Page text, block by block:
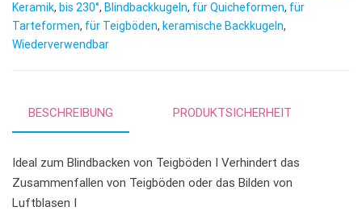
t
i
Keramik, bis 230°, Blindbackkugeln, für Quicheformen, für
Tarteformen, für Teigböden, keramische Backkugeln,
Wiederverwendbar
BESCHREIBUNG PRODUKTSICHERHEIT
Ideal zum Blindbacken von Teigböden I Verhindert das
Zusammenfallen von Teigböden oder das Bilden von
Luftblasen I